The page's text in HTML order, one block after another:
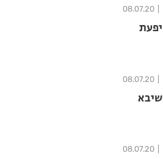
08.07.20
יפעת
08.07.20
שיבא
08.07.20